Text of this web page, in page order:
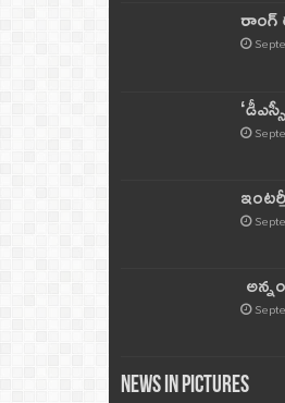
రాంగ్
News in Pictures